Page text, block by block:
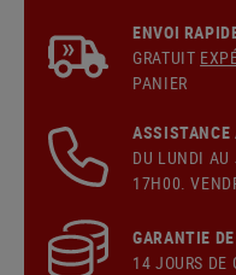
ENVOI
GRATUIT
PANIER
DU LUNDI
17H00.
GARANTIE
14 JOURS DE